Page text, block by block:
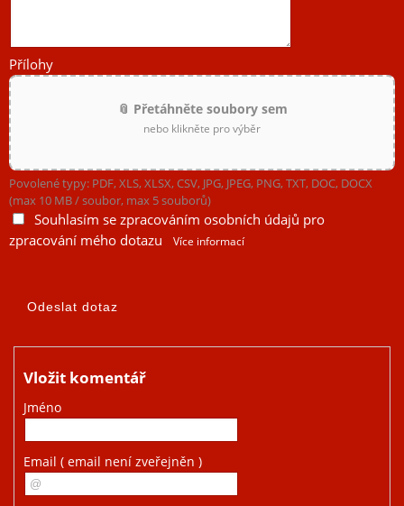
Přílohy
📎 Přetáhněte soubory sem
nebo klikněte pro výběr
Povolené typy: PDF, XLS, XLSX, CSV, JPG, JPEG, PNG, TXT, DOC, DOCX
(max 10 MB / soubor, max 5 souborů)
Souhlasím se zpracováním osobních údajů pro
zpracování mého dotazu
Více informací
Vložit komentář
Jméno
Email ( email není zveřejněn )